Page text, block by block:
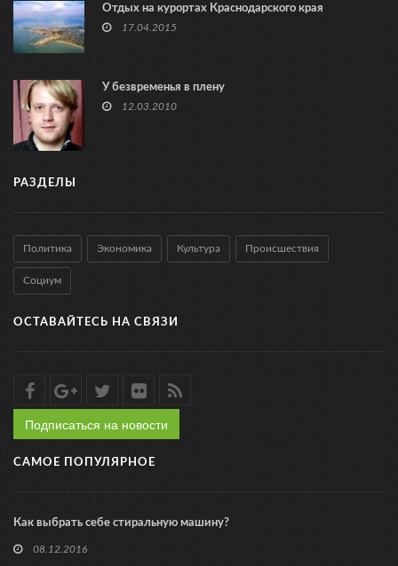
Отдых на курортах Краснодарского края
17.04.2015
У безвременья в плену
12.03.2010
РАЗДЕЛЫ
Политика Экономика Культура Происшествия
Социум
ОСТАВАЙТЕСЬ НА СВЯЗИ
Подписаться на новости
САМОЕ ПОПУЛЯРНОЕ
Как выбрать себе стиральную машину?
08.12.2016